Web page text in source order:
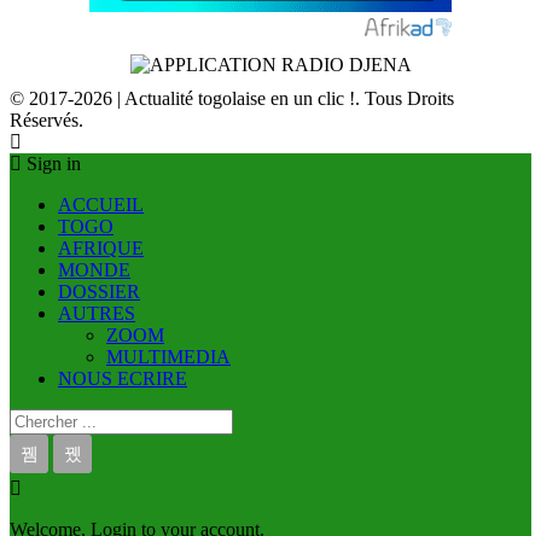
© 2017-2026 | Actualité togolaise en un clic !. Tous Droits
Réservés.
Sign in
ACCUEIL
TOGO
AFRIQUE
MONDE
DOSSIER
AUTRES
ZOOM
MULTIMEDIA
NOUS ECRIRE
Welcome, Login to your account.